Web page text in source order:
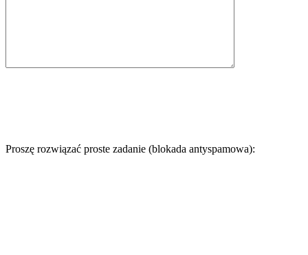
Proszę rozwiązać proste zadanie (blokada antyspamowa):